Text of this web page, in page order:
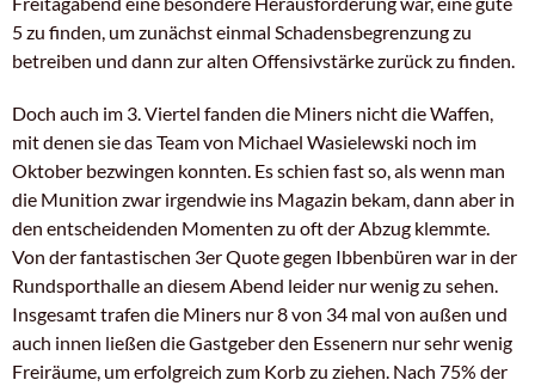
5 zu finden, um zunächst einmal Schadensbegrenzung zu
betreiben und dann zur alten Offensivstärke zurück zu finden.
Doch auch im 3. Viertel fanden die Miners nicht die Waffen,
mit denen sie das Team von Michael Wasielewski noch im
Oktober bezwingen konnten. Es schien fast so, als wenn man
die Munition zwar irgendwie ins Magazin bekam, dann aber in
den entscheidenden Momenten zu oft der Abzug klemmte.
Von der fantastischen 3er Quote gegen Ibbenbüren war in der
Rundsporthalle an diesem Abend leider nur wenig zu sehen.
Insgesamt trafen die Miners nur 8 von 34 mal von außen und
auch innen ließen die Gastgeber den Essenern nur sehr wenig
Freiräume, um erfolgreich zum Korb zu ziehen. Nach 75% der